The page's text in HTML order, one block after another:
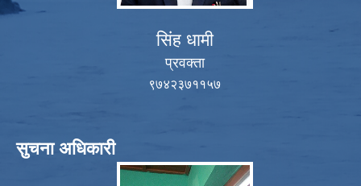
सिंह धामी
प्रवक्ता
९७४२३७११५७
सुचना अधिकारी